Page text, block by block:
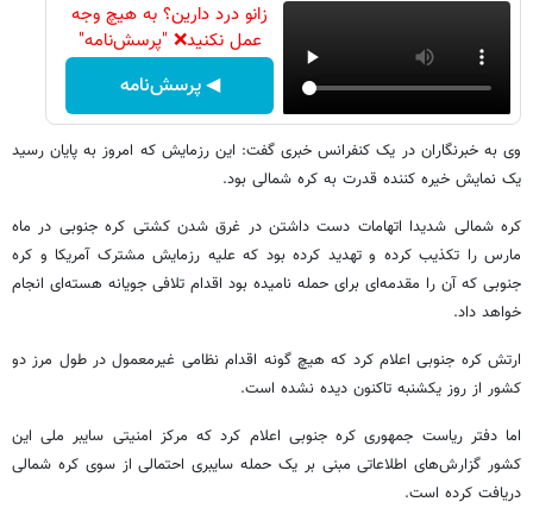
زانو درد دارین؟ به هیچ وجه
عمل نکنید❌ "پرسش‌نامه"
◀ پرسش‌نامه
وی به خبرنگاران در یک کنفرانس خبری گفت: این رزمایش که امروز به پایان رسید
یک نمایش خیره کننده قدرت به کره شمالی بود.
کره شمالی شدیدا اتهامات دست داشتن در غرق شدن کشتی کره جنوبی در ماه
مارس را تکذیب کرده و تهدید کرده بود که علیه رزمایش مشترک آمریکا و کره
جنوبی که آن را مقدمه‌ای برای حمله نامیده بود اقدام تلافی جویانه هسته‌ای انجام
خواهد داد.
ارتش کره جنوبی اعلام کرد که هیچ گونه اقدام نظامی غیرمعمول در طول مرز دو
کشور از روز یکشنبه تاکنون دیده نشده است.
اما دفتر ریاست جمهوری کره جنوبی اعلام کرد که مرکز امنیتی سایبر ملی این
کشور گزارش‌های اطلاعاتی مبنی بر یک حمله سایبری احتمالی از سوی کره شمالی
دریافت کرده است.